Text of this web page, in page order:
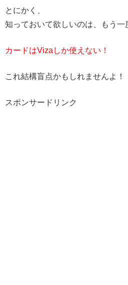
とにかく、
知っておいて欲しいのは、もう一
カードはVizaしか使えない！
これ結構盲点かもしれませんよ！
スポンサードリンク